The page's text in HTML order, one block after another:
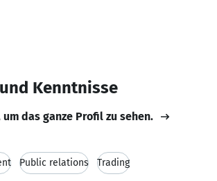
Kenntnisse
das ganze Profil zu sehen.
Public relations Trading